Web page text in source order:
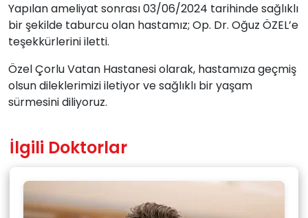
Yapılan ameliyat sonrası 03/06/2024 tarihinde sağlıklı
bir şekilde taburcu olan hastamız; Op. Dr. Oğuz ÖZEL’e
teşekkürlerini iletti.
Özel Çorlu Vatan Hastanesi olarak, hastamıza geçmiş
olsun dileklerimizi iletiyor ve sağlıklı bir yaşam
sürmesini diliyoruz.
İlgili Doktorlar